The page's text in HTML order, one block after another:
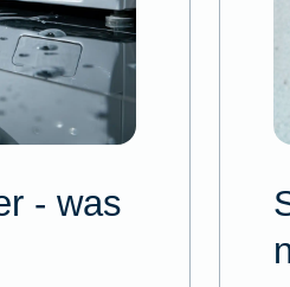
- was